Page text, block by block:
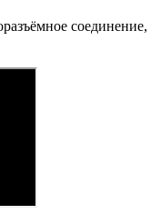
соединение,